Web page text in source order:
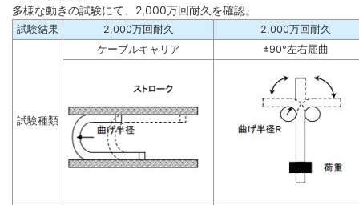
多様な動きの試験にて、2,000万回耐久を確認。
試験結果 2,000万回耐久 2,000万回耐久
試験種類
ケーブルキャリア ±90°左右屈曲